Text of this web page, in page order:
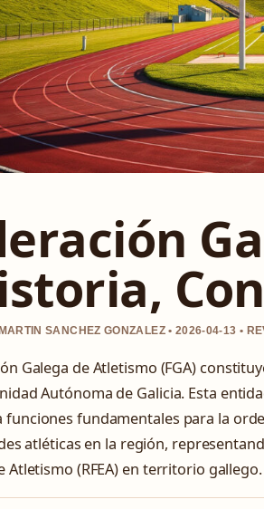
SANCHEZ GONZALEZ • 2026-04-13 •
Galega de Atletismo (FGA)
Autónoma de Galicia. Esta
funciones fundamentales para la
atléticas en la región,
Atletismo (RFEA) en territorio gallego.